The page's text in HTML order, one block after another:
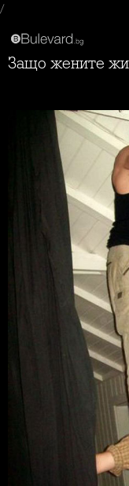
/
Защо жените